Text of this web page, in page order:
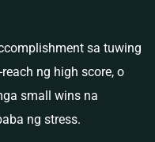
sa tuwing
ng high score, o
small wins na
ng stress.